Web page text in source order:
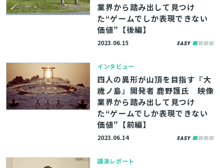
業界から踏み出して見つけ
た“ゲームでしか表現できない
価値”【後編】
2023.06.15
インタビュー
四人の異形が山頂を目指す『大
歳ノ島』開発者 鹿野護氏 映像
業界から踏み出して見つけ
た“ゲームでしか表現できない
価値”【前編】
2023.06.14
講演レポート